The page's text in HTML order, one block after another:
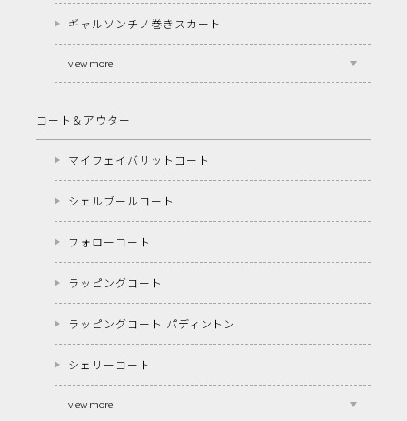
ギャルソンチノ巻きスカート
view more
コート＆アウター
マイフェイバリットコート
シェルブールコート
フォローコート
ラッピングコート
ラッピングコート パディントン
シェリーコート
view more